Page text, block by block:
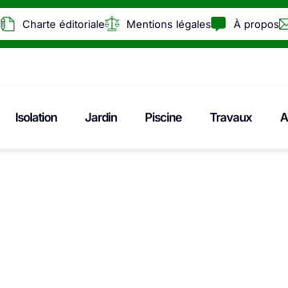
Charte éditoriale Mentions légales À propos
Isolation Jardin Piscine Travaux